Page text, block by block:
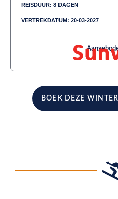
REISDUUR: 8 DAGEN
VERTREKDATUM: 20-03-2027
BOEK DEZE